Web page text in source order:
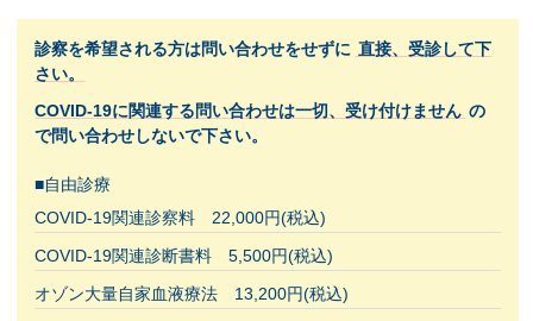
診察を希望される方は問い合わせをせずに 直接、受診して下
さい。
COVID-19に関連する問い合わせは一切、受け付けません の
で問い合わせしないで下さい。
■自由診療
COVID-19関連診察料 22,000円(税込)
COVID-19関連診断書料 5,500円(税込)
オゾン大量自家血液療法 13,200円(税込)